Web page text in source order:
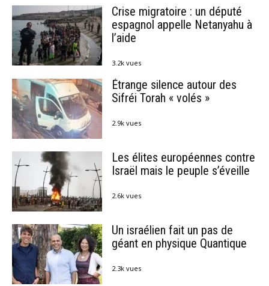
Crise migratoire : un député
espagnol appelle Netanyahu à
l’aide
3.2k vues
Étrange silence autour des
Sifréi Torah « volés »
2.9k vues
Les élites européennes contre
Israël mais le peuple s’éveille
2.6k vues
Un israélien fait un pas de
géant en physique Quantique
2.3k vues